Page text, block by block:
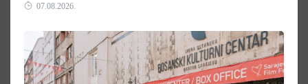
07.08.2026.